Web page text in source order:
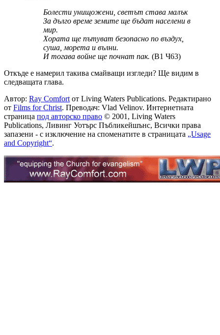
Болести унищожени, светът става малък
За дълго време земите ще бъдат населени в
мир.
Хората ще пътуват безопасно по въздух,
суша, морета и вълни.
И тогава войне ще почнат пак. (В1 Ч63)
Откъде е намерил такива смайващи изгледи? Ще видим в
следващата глава.
Автор: Ray Comfort от Living Waters Publications. Редактирано
от Films for Christ. Преводач: Vlad Velinov. Интернетната
страница под авторско право © 2001, Living Waters
Publications, Ливинг Уотърс Пъбликейшънс, Всички права
запазени - с изключение на споменатите в страницата „Usage
and Copyright“.